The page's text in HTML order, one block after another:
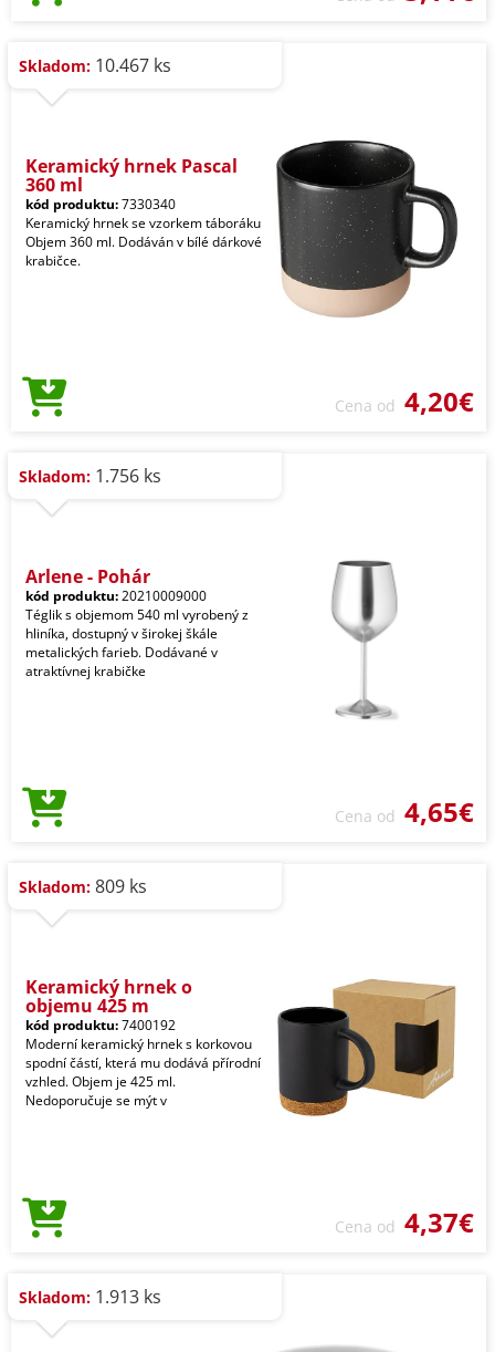
Skladom: 10.467 ks
Keramický hrnek Pascal
360 ml
kód produktu:7330340
Keramický hrnek se vzorkem táboráku
Objem 360 ml. Dodáván v bílé dárkové
krabičce.
Cena od 4,20€
Skladom: 1.756 ks
Arlene - Pohár
kód produktu:20210009000
Téglik s objemom 540 ml vyrobený z
hliníka, dostupný v širokej škále
metalických farieb. Dodávané v
atraktívnej krabičke
Cena od 4,65€
Skladom: 809 ks
Keramický hrnek o
objemu 425 m
kód produktu:7400192
Moderní keramický hrnek s korkovou
spodní částí, která mu dodává přírodní
vzhled. Objem je 425 ml.
Nedoporučuje se mýt v
Cena od 4,37€
Skladom: 1.913 ks